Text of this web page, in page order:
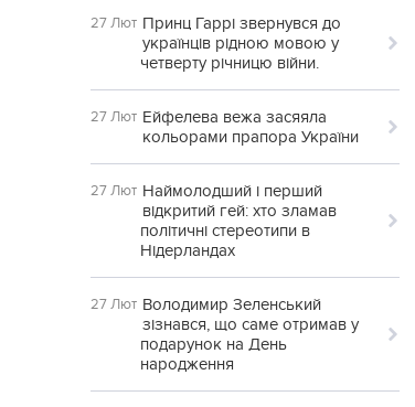
27 Лют Принц Гаррі звернувся до
українців рідною мовою у
четверту річницю війни.
27 Лют Ейфелева вежа засяяла
кольорами прапора України
27 Лют Наймолодший і перший
відкритий гей: хто зламав
політичні стереотипи в
Нідерландах
27 Лют Володимир Зеленський
зізнався, що саме отримав у
подарунок на День
народження